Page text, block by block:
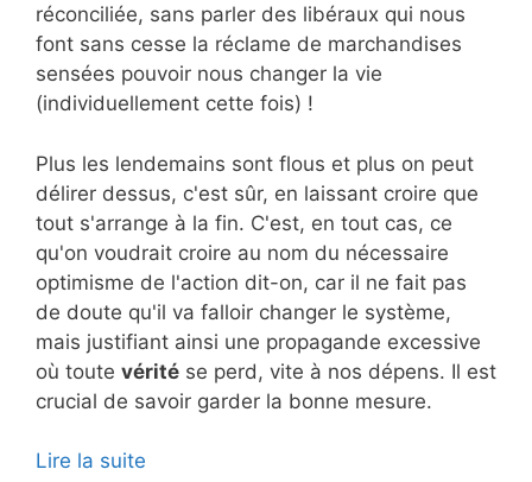
réconciliée, sans parler des libéraux qui nous
font sans cesse la réclame de marchandises
sensées pouvoir nous changer la vie
(individuellement cette fois) !
Plus les lendemains sont flous et plus on peut
délirer dessus, c'est sûr, en laissant croire que
tout s'arrange à la fin. C'est, en tout cas, ce
qu'on voudrait croire au nom du nécessaire
optimisme de l'action dit-on, car il ne fait pas
de doute qu'il va falloir changer le système,
mais justifiant ainsi une propagande excessive
où toute vérité se perd, vite à nos dépens. Il est
crucial de savoir garder la bonne mesure.
Lire la suite